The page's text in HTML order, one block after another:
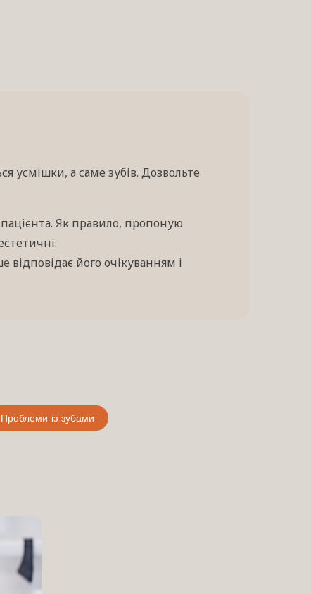
усмішки, а саме зубів. Дозвольте
Як правило, пропоную
його очікуванням і
Проблеми із зубами